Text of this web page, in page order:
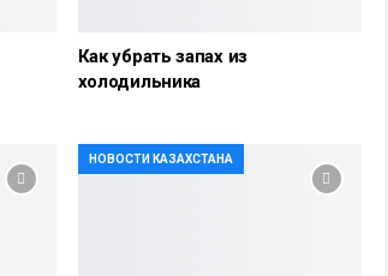
Как убрать запах из
холодильника
НОВОСТИ КАЗАХСТАНА